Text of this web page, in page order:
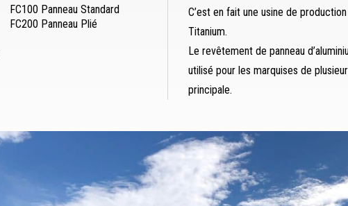
FC100 Panneau Standard
FC200 Panneau Plié
C’est en fait une usine de
Titanium.
Le revêtement de panneau
utilisé pour les marquises de
principale.